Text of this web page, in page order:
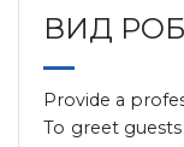
ВИД
Provide a
To greet